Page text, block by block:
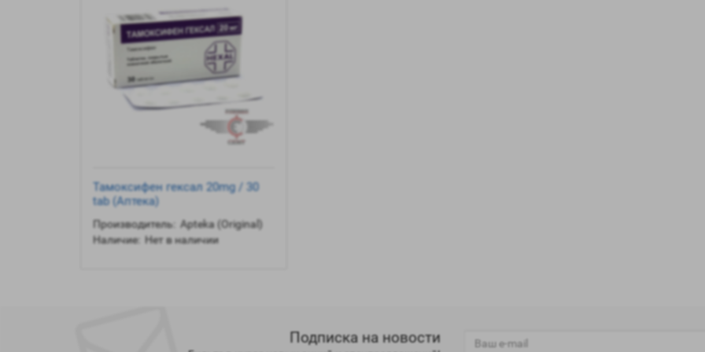
Тамоксифен гексал 20mg / 30
tab (Аптека)
Производитель: Apteka (Original)
Наличие: Нет в наличии
Подписка на новости